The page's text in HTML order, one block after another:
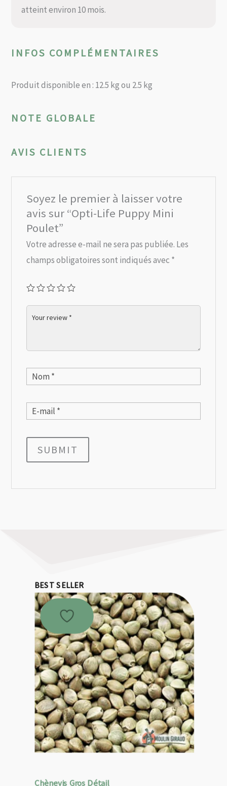
atteint environ 10 mois.
INFOS COMPLÉMENTAIRES
Produit disponible en : 12.5 kg ou 2.5 kg
NOTE GLOBALE
AVIS CLIENTS
Soyez le premier à laisser votre
avis sur “Opti-Life Puppy Mini
Poulet”
Votre adresse e-mail ne sera pas publiée. Les
champs obligatoires sont indiqués avec *
SUBMIT
BEST SELLER
Chènevis Gros Détail